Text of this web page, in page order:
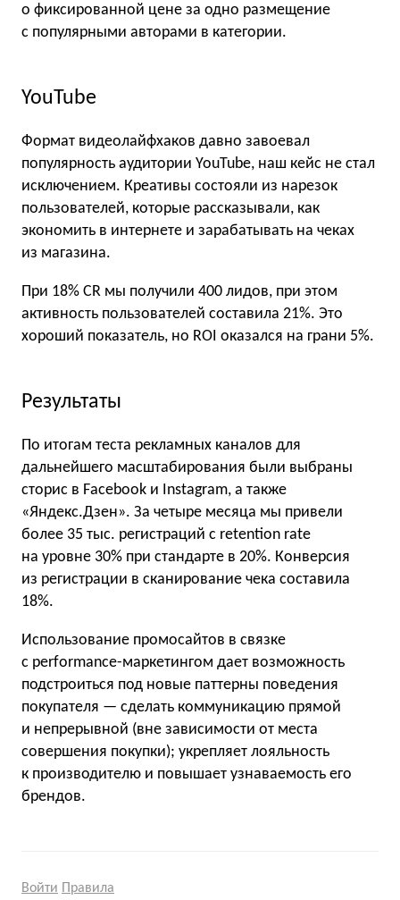
о фиксированной цене за одно размещение
с популярными авторами в категории.
YouTube
Формат видеолайфхаков давно завоевал
популярность аудитории YouTube, наш кейс не стал
исключением. Креативы состояли из нарезок
пользователей, которые рассказывали, как
экономить в интернете и зарабатывать на чеках
из магазина.
При 18% CR мы получили 400 лидов, при этом
активность пользователей составила 21%. Это
хороший показатель, но ROI оказался на грани 5%.
Результаты
По итогам теста рекламных каналов для
дальнейшего масштабирования были выбраны
cторис в Facebook и Instagram, а также
«Яндекс.Дзен». За четыре месяца мы привели
более 35 тыс. регистраций с retention rate
на уровне 30% при стандарте в 20%. Конверсия
из регистрации в сканирование чека составила
18%.
Использование промосайтов в связке
с performance-маркетингом дает возможность
подстроиться под новые паттерны поведения
покупателя — сделать коммуникацию прямой
и непрерывной (вне зависимости от места
совершения покупки); укрепляет лояльность
к производителю и повышает узнаваемость его
брендов.
Войти Правила